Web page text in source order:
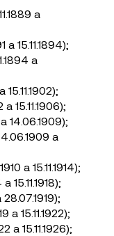
a
a 15.11.1894);
a
15.11.1902);
a 15.11.1906);
a 14.06.1909);
a
a 15.11.1914);
a 15.11.1918);
28.07.1919);
a 15.11.1922);
a 15.11.1926);